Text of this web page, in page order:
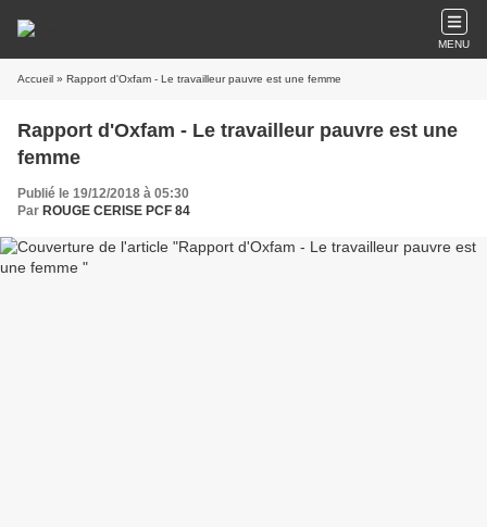
MENU
Accueil » Rapport d'Oxfam - Le travailleur pauvre est une femme
Rapport d'Oxfam - Le travailleur pauvre est une
femme
Publié le 19/12/2018 à 05:30
Par ROUGE CERISE PCF 84